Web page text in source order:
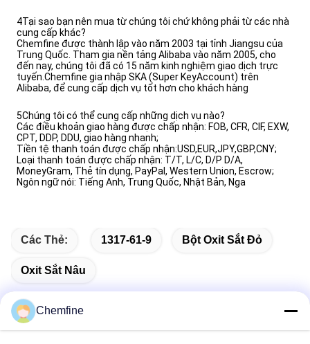
4Tại sao bạn nên mua từ chúng tôi chứ không phải từ các nhà
cung cấp khác?
Chemfine được thành lập vào năm 2003 tại tỉnh Jiangsu của
Trung Quốc. Tham gia nền tảng Alibaba vào năm 2005, cho
đến nay, chúng tôi đã có 15 năm kinh nghiệm giao dịch trực
tuyến.Chemfine gia nhập SKA (Super KeyAccount) trên
Alibaba, để cung cấp dịch vụ tốt hơn cho khách hàng
5Chúng tôi có thể cung cấp những dịch vụ nào?
Các điều khoản giao hàng được chấp nhận: FOB, CFR, CIF, EXW,
CPT, DDP, DDU, giao hàng nhanh;
Tiền tệ thanh toán được chấp nhận:USD,EUR,JPY,GBP,CNY;
Loại thanh toán được chấp nhận: T/T, L/C, D/P D/A,
MoneyGram, Thẻ tín dụng, PayPal, Western Union, Escrow;
Ngôn ngữ nói: Tiếng Anh, Trung Quốc, Nhật Bản, Nga
Các Thẻ: 1317-61-9 Bột Oxit Sắt Đỏ
Oxit Sắt Nâu
Chemfine